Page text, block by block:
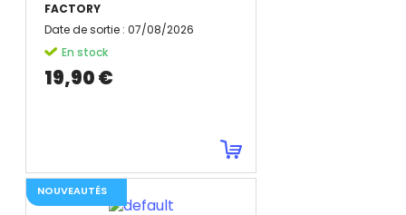
FACTORY
Date de sortie : 07/08/2026
En stock
19,90 €
NOUVEAUTÉS